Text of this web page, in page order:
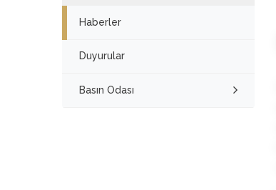
Haberler
Duyurular
Basın Odası